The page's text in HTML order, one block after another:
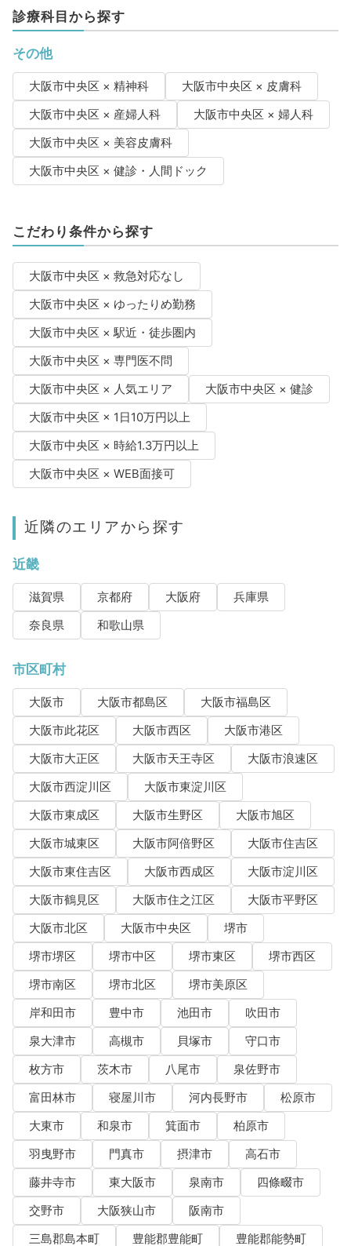
診療科目から探す
その他
大阪市中央区 × 精神科
大阪市中央区 × 皮膚科
大阪市中央区 × 産婦人科
大阪市中央区 × 婦人科
大阪市中央区 × 美容皮膚科
大阪市中央区 × 健診・人間ドック
こだわり条件から探す
大阪市中央区 × 救急対応なし
大阪市中央区 × ゆったりめ勤務
大阪市中央区 × 駅近・徒歩圏内
大阪市中央区 × 専門医不問
大阪市中央区 × 人気エリア
大阪市中央区 × 健診
大阪市中央区 × 1日10万円以上
大阪市中央区 × 時給1.3万円以上
大阪市中央区 × WEB面接可
近隣のエリアから探す
近畿
滋賀県 京都府 大阪府
兵庫県
奈良県
和歌山県
市区町村
大阪市 大阪市都島区
大阪市福島区
大阪市此花区
大阪市西区
大阪市港区
大阪市大正区
大阪市天王寺区
大阪市浪速区
大阪市西淀川区
大阪市東淀川区
大阪市東成区
大阪市生野区
大阪市旭区
大阪市城東区
大阪市阿倍野区
大阪市住吉区
大阪市東住吉区
大阪市西成区
大阪市淀川区
大阪市鶴見区
大阪市住之江区
大阪市平野区
大阪市北区
大阪市中央区
堺市
堺市堺区
堺市中区 堺市東区
堺市西区
堺市南区
堺市北区
堺市美原区
岸和田市
豊中市 池田市
吹田市
泉大津市
高槻市 貝塚市
守口市
枚方市
茨木市 八尾市
泉佐野市
富田林市
寝屋川市 河内長野市
松原市
大東市
和泉市 箕面市
柏原市
羽曳野市
門真市 摂津市
高石市
藤井寺市
東大阪市 泉南市
四條畷市
交野市
大阪狭山市
阪南市
三島郡島本町
豊能郡豊能町
豊能郡能勢町